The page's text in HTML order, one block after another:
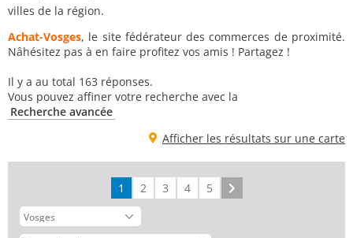
villes de la région.
Achat-Vosges, le site fédérateur des commerces de proximité.
Nâhésitez pas à en faire profitez vos amis ! Partagez !
Il y a au total 163 réponses.
Vous pouvez affiner votre recherche avec la
Recherche avancée
Afficher les résultats sur une carte
1 2 3 4 5